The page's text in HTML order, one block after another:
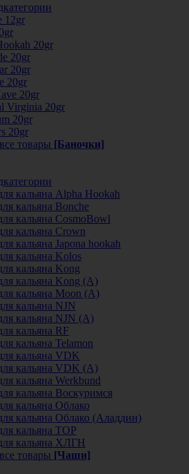
12gr
20gr
20gr
20gr
20gr
20gr
Virginia 20gr
20gr
20gr
товары [Баночки]
кальяна Alpha Hookah
кальяна Bonche
кальяна CosmoBowl
кальяна Crown
кальяна Japona hookah
кальяна Kolos
кальяна Kong
кальяна Kong (A)
кальяна Moon (А)
кальяна NJN
кальяна NJN (А)
кальяна RF
кальяна Telamon
кальяна VDK
кальяна VDK (А)
кальяна Werkbund
кальяна Воскуримся
кальяна Облако
кальяна Облако (Аладдин)
кальяна ТОР
кальяна ХЛГН
товары [Чаши]